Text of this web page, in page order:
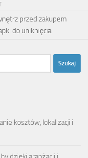
przed zakupem
do uniknięcia
kosztów, lokalizacji i